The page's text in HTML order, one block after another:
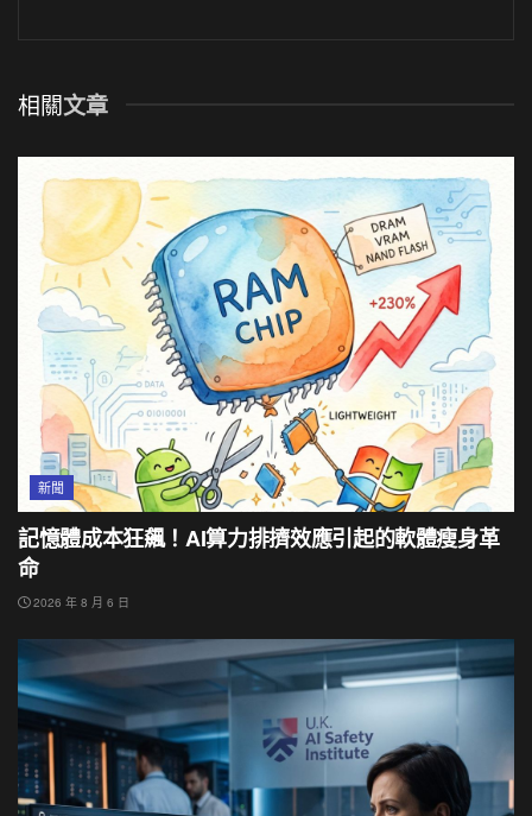
相關文章
新聞
記憶體成本狂飆！AI算力排擠效應引起的軟體瘦身革
命
2026 年 8 月 6 日